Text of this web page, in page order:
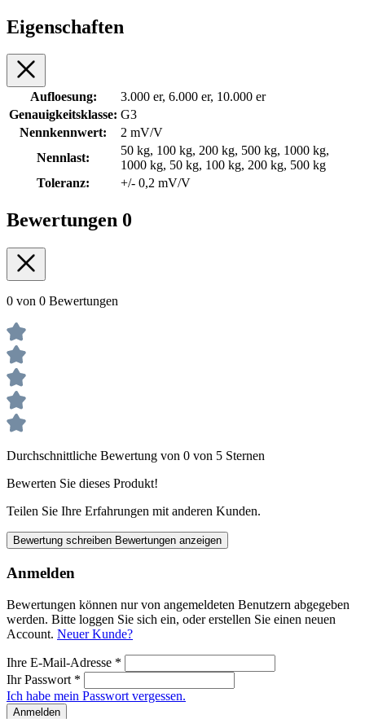
Eigenschaften
Aufloesung:
3.000 er, 6.000 er, 10.000 er
Genauigkeitsklasse: G3
Nennkennwert:
2 mV/V
Nennlast:
50 kg, 100 kg, 200 kg, 500 kg, 1000 kg,
1000 kg, 50 kg, 100 kg, 200 kg, 500 kg
Toleranz:
+/- 0,2 mV/V
Bewertungen 0
0 von 0 Bewertungen
Durchschnittliche Bewertung von 0 von 5 Sternen
Bewerten Sie dieses Produkt!
Teilen Sie Ihre Erfahrungen mit anderen Kunden.
Bewertung schreiben Bewertungen anzeigen
Anmelden
Bewertungen können nur von angemeldeten Benutzern abgegeben
werden. Bitte loggen Sie sich ein, oder erstellen Sie einen neuen
Account. Neuer Kunde?
Ihre E-Mail-Adresse *
Ihr Passwort *
Ich habe mein Passwort vergessen.
Anmelden